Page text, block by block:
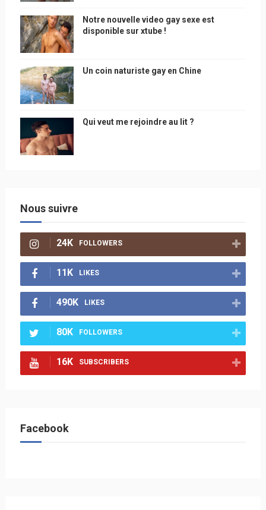
Notre nouvelle video gay sexe est
disponible sur xtube !
Un coin naturiste gay en Chine
Qui veut me rejoindre au lit ?
Nous suivre
24K FOLLOWERS
11K LIKES
490K LIKES
80K FOLLOWERS
16K SUBSCRIBERS
Facebook